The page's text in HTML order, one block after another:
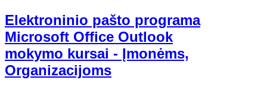
Elektroninio pašto programa
Microsoft Office Outlook
mokymo kursai - Įmonėms,
Organizacijoms